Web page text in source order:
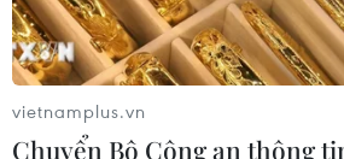
minh khi có người lạ đến địa
manh chuyên nghiệp sẵn
lượng trinh sát khi bị theo dõi.
Hằng ngày các đối tượng cung
vietnamplus.vn
Chuyển Bộ Công an thông